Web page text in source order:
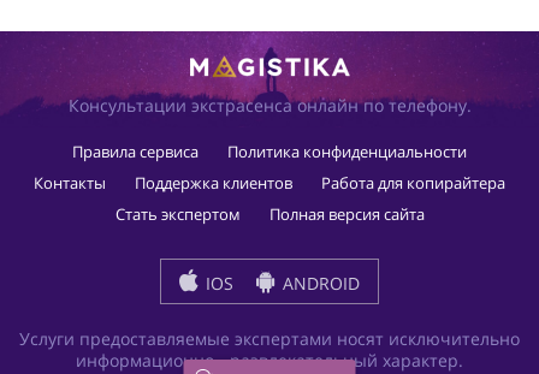
Консультации экстрасенса онлайн по телефону.
Правила сервиса
Политика конфиденциальности
Контакты
Поддержка клиентов
Работа для копирайтера
Стать экспертом
Полная версия сайта
IOS ANDROID
Услуги предоставляемые экспертами носят исключительно
информационно - развлекательный характер.